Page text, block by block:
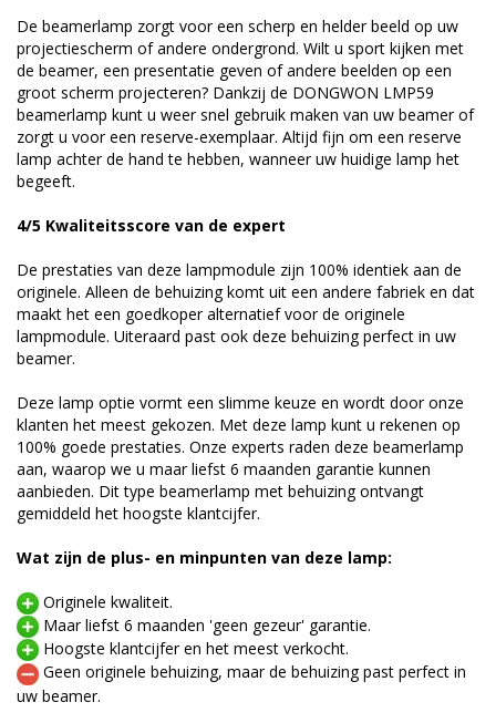
De beamerlamp zorgt voor een scherp en helder beeld op uw
projectiescherm of andere ondergrond. Wilt u sport kijken met
de beamer, een presentatie geven of andere beelden op een
groot scherm projecteren? Dankzij de DONGWON LMP59
beamerlamp kunt u weer snel gebruik maken van uw beamer of
zorgt u voor een reserve-exemplaar. Altijd fijn om een reserve
lamp achter de hand te hebben, wanneer uw huidige lamp het
begeeft.
4/5 Kwaliteitsscore van de expert
De prestaties van deze lampmodule zijn 100% identiek aan de
originele. Alleen de behuizing komt uit een andere fabriek en dat
maakt het een goedkoper alternatief voor de originele
lampmodule. Uiteraard past ook deze behuizing perfect in uw
beamer.
Deze lamp optie vormt een slimme keuze en wordt door onze
klanten het meest gekozen. Met deze lamp kunt u rekenen op
100% goede prestaties. Onze experts raden deze beamerlamp
aan, waarop we u maar liefst 6 maanden garantie kunnen
aanbieden. Dit type beamerlamp met behuizing ontvangt
gemiddeld het hoogste klantcijfer.
Wat zijn de plus- en minpunten van deze lamp:
Originele kwaliteit.
Maar liefst 6 maanden 'geen gezeur' garantie.
Hoogste klantcijfer en het meest verkocht.
Geen originele behuizing, maar de behuizing past perfect in
uw beamer.